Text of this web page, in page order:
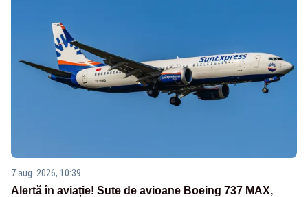
7 aug. 2026, 10:39
Alertă în aviație! Sute de avioane Boeing 737 MAX,